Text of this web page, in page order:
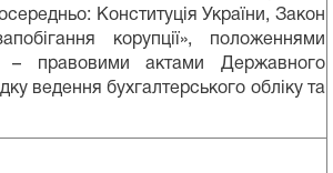
Конституція України, Закон
корупції», положеннями
– правовими актами Державного
ведення бухгалтерського обліку та